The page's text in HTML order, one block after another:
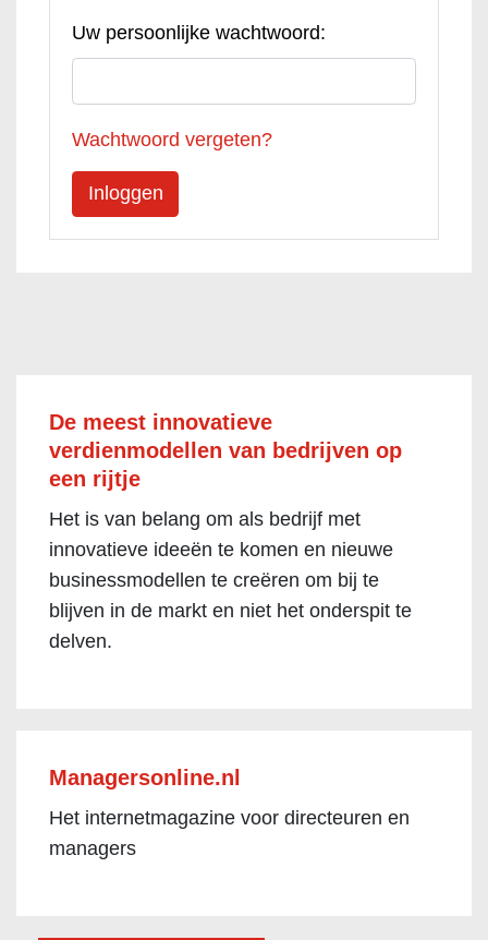
Uw persoonlijke wachtwoord:
Wachtwoord vergeten?
De meest innovatieve
verdienmodellen van bedrijven op
een rijtje
Het is van belang om als bedrijf met
innovatieve ideeën te komen en nieuwe
businessmodellen te creëren om bij te
blijven in de markt en niet het onderspit te
delven.
Managersonline.nl
Het internetmagazine voor directeuren en
managers